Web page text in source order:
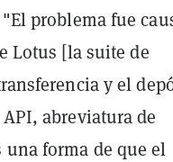
problema fue
Lotus [la suite de
y el
abreviatura de
forma de que el